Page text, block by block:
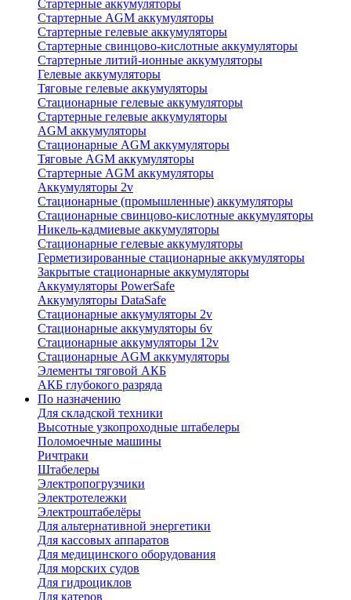
Стартерные аккумуляторы
Стартерные AGM аккумуляторы
Стартерные гелевые аккумуляторы
Стартерные свинцово-кислотные аккумуляторы
Стартерные литий-ионные аккумуляторы
Гелевые аккумуляторы
Тяговые гелевые аккумуляторы
Стационарные гелевые аккумуляторы
Стартерные гелевые аккумуляторы
AGM аккумуляторы
Стационарные AGM аккумуляторы
Тяговые AGM аккумуляторы
Стартерные AGM аккумуляторы
Аккумуляторы 2v
Стационарные (промышленные) аккумуляторы
Стационарные свинцово-кислотные аккумуляторы
Никель-кадмиевые аккумуляторы
Стационарные гелевые аккумуляторы
Герметизированные стационарные аккумуляторы
Закрытые стационарные аккумуляторы
Аккумуляторы PowerSafe
Аккумуляторы DataSafe
Стационарные аккумуляторы 2v
Стационарные аккумуляторы 6v
Стационарные аккумуляторы 12v
Стационарные AGM аккумуляторы
Элементы тяговой АКБ
АКБ глубокого разряда
По назначению
Для складской техники
Высотные узкопроходные штабелеры
Поломоечные машины
Ричтраки
Штабелеры
Электропогрузчики
Электротележки
Электроштабелёры
Для альтернативной энергетики
Для кассовых аппаратов
Для медицинского оборудования
Для морских судов
Для гидроциклов
Для катеров